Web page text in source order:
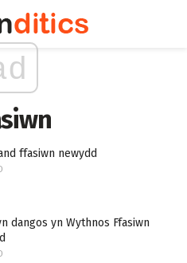
ffasiwn newydd
dangos yn Wythnos Ffasiwn